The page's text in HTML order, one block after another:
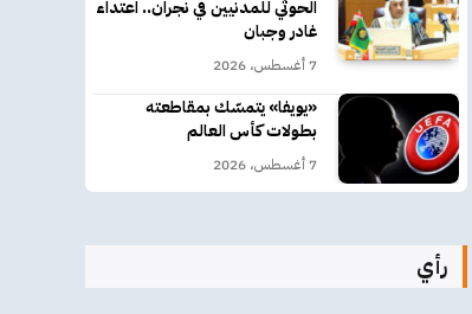
الحوثي للمدنيين في نجران.. اعتداء
غادر وجبان
7 أغسطس، 2026
«يويفا» يتمسّك بمقاطعته
بطولات كأس العالم
7 أغسطس، 2026
رأي